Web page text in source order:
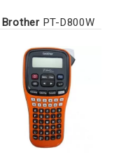
BrotherPT-D800W